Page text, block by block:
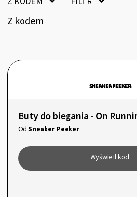
Z kodem
Buty do biegania - On
Od Sneaker Peeker
Wyświetl kod